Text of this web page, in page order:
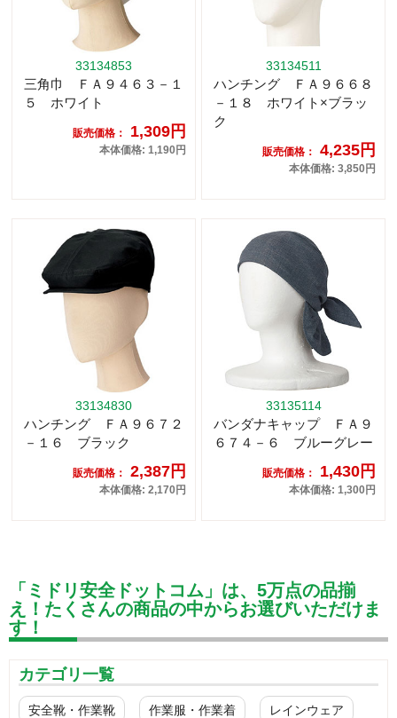
33134853
三角巾 ＦＡ９４６３－１
５ ホワイト
販売価格： 1,309円
本体価格: 1,190円
33134511
ハンチング ＦＡ９６６８
－１８ ホワイト×ブラッ
ク
販売価格： 4,235円
本体価格: 3,850円
33134830
ハンチング ＦＡ９６７２
－１６ ブラック
販売価格： 2,387円
本体価格: 2,170円
33135114
バンダナキャップ ＦＡ９
６７４－６ ブルーグレー
販売価格： 1,430円
本体価格: 1,300円
「ミドリ安全ドットコム」は、5万点の品揃
え！たくさんの商品の中からお選びいただけま
す！
カテゴリ一覧
安全靴・作業靴 作業服・作業着 レインウェア